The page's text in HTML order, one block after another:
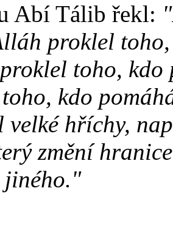
Abí Tálib řekl:
proklel
toho, kdo
kdo
velké hříchy,
změní
jiného."